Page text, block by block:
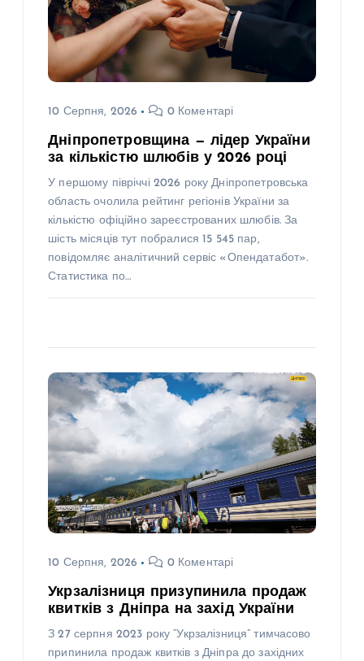
10 Серпня, 2026 0 Коментарі
Дніпропетровщина — лідер України
за кількістю шлюбів у 2026 році
У першому півріччі 2026 року Дніпропетровська
область очолила рейтинг регіонів України за
кількістю офіційно зареєстрованих шлюбів. За
шість місяців тут побралися 15 545 пар,
повідомляє аналітичний сервіс «Опендатабот».
Статистика по…
10 Серпня, 2026 0 Коментарі
Укрзалізниця призупинила продаж
квитків з Дніпра на захід України
З 27 серпня 2023 року “Укрзалізниця” тимчасово
припинила продаж квитків з Дніпра до західних